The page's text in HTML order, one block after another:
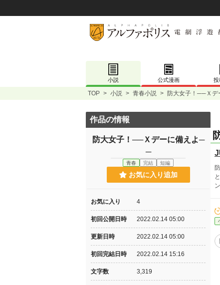
小説 公式漫画 投
TOP > 小説 > 青春小説 > 防大女子！──Ｘ
作品の情報
防大女子！──Ｘデーに備えよ─
─
青春 完結 短編
お気に入り追加
お気に入り 4
初回公開日時 2022.02.14 05:00
更新日時 2022.02.14 05:00
初回完結日時 2022.02.14 15:16
文字数 3,319